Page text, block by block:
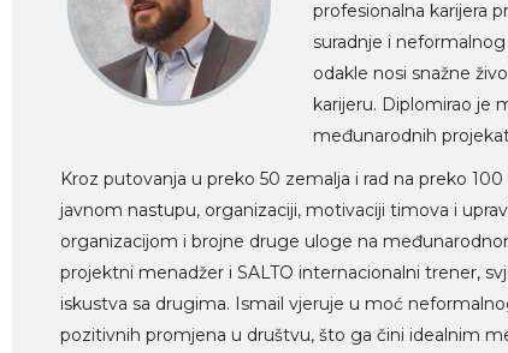
profesionalna karijera
suradnje i
odakle nosi snažne
karijeru. Diplomirao je
međunarodnih
Kroz putovanja u preko 50 zemalja i rad na preko
javnom nastupu, organizaciji, motivaciji timova i
organizacijom i brojne druge uloge na
projektni menadžer i SALTO internacionalni trener,
iskustva sa drugima. Ismail vjeruje u moć
pozitivnih promjena u društvu, što ga čini idealnim